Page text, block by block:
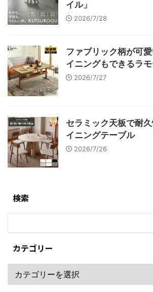
イル」
2026/7/28
ファブリック柄が可
イニングもできるラ
2026/7/27
セラミック天板で耐
イニングテーブル
2026/7/26
検索
カテゴリー